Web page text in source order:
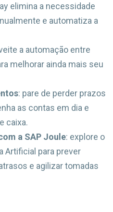
elimina a necessidade
e automatiza a
a automação entre
melhorar ainda mais seu
: pare de perder prazos
as contas em dia e
caixa.
a SAP Joule: explore o
Artificial para prever
e agilizar tomadas